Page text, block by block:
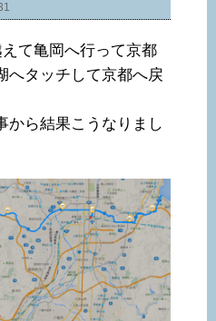
て亀岡へ行って京都
へタッチして京都へ戻
から結果こうなりまし